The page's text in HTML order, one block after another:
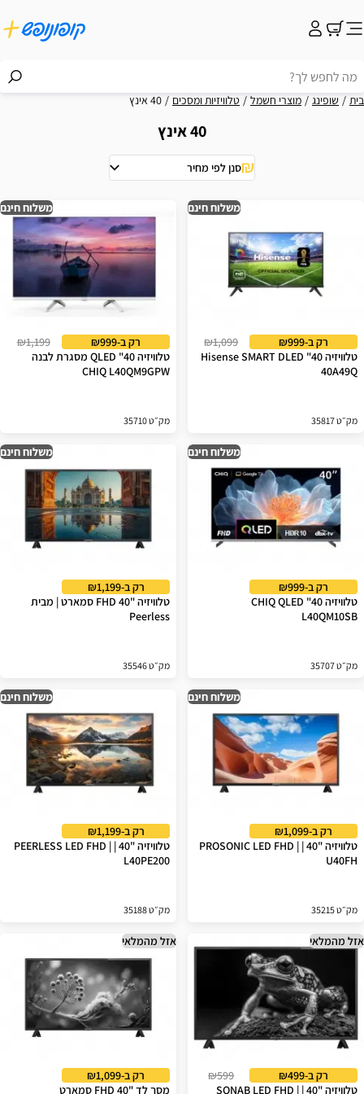
בית שופינג מוצרי חשמל טלוויזיות ומסכים 40 אינץ
40 אינץ
סנן לפי מחיר
משלוח חינם
רק ב-₪999
₪1,099
טלוויזיה 40" Hisense SMART DLED
40A49Q
מק״ט 35817
משלוח חינם
רק ב-₪999
₪1,199
טלוויזיה 40" QLED מסגרת לבנה
CHIQ L40QM9GPW
מק״ט 35710
משלוח חינם
רק ב-₪999
טלוויזיה 40" CHIQ QLED
L40QM10SB
מק״ט 35707
משלוח חינם
רק ב-₪1,199
טלוויזיה "40 FHD סמארט | מבית
Peerless
מק״ט 35546
משלוח חינם
רק ב-₪1,099
טלוויזיה "40 | PROSONIC LED FHD |
U40FH
מק״ט 35215
משלוח חינם
רק ב-₪1,199
טלוויזיה "40 | PEERLESS LED FHD |
L40PE200
מק״ט 35188
אזל מהמלאי
רק ב-₪499
₪599
טלוויזיה "40 | SONAB LED FHD |
אזל מהמלאי
רק ב-₪1,099
מסך לד "40 FHD סמארט